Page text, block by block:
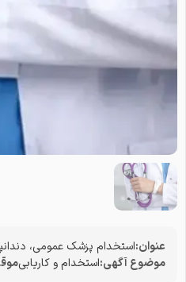
عنوان:استخدام پزشک عمومی،
موضوع آگهی:استخدام و کاریابی